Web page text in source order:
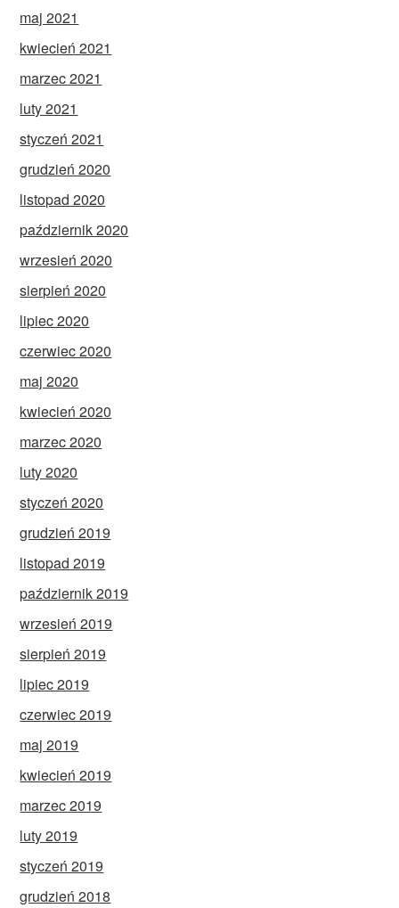
maj 2021
kwiecień 2021
marzec 2021
luty 2021
styczeń 2021
grudzień 2020
listopad 2020
październik 2020
wrzesień 2020
sierpień 2020
lipiec 2020
czerwiec 2020
maj 2020
kwiecień 2020
marzec 2020
luty 2020
styczeń 2020
grudzień 2019
listopad 2019
październik 2019
wrzesień 2019
sierpień 2019
lipiec 2019
czerwiec 2019
maj 2019
kwiecień 2019
marzec 2019
luty 2019
styczeń 2019
grudzień 2018